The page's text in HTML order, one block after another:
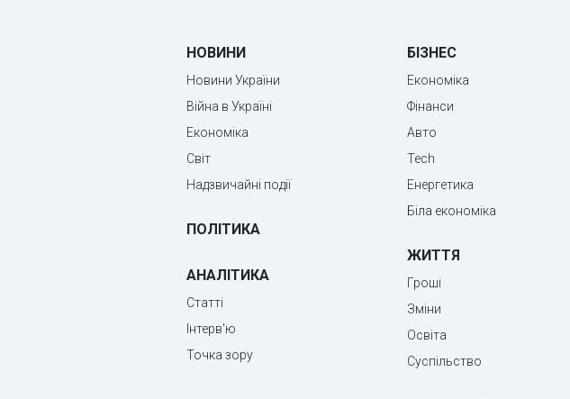
НОВИНИ
Новини України
Війна в Україні
Економіка
Світ
Надзвичайні події
ПОЛІТИКА
АНАЛІТИКА
Статті
Інтерв'ю
Точка зору
БІЗНЕС
Економіка
Фінанси
Авто
Tech
Енергетика
Біла економіка
ЖИТТЯ
Гроші
Зміни
Освіта
Суспільство